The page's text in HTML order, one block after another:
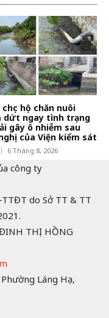
hộ chăn nuôi
dứt ngay tình trạng
gây ô nhiễm sau
của Viện kiểm sát
6 Tháng 8, 2026
công ty
do Sở TT & TT
THỊ HỒNG
Láng Hạ,